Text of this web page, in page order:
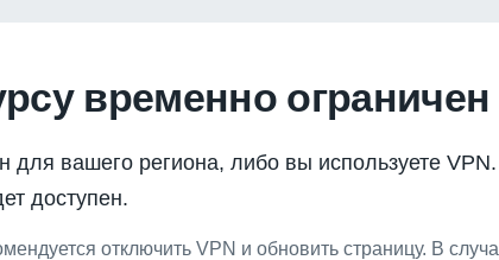
временно ограничен
для вашего региона, либо вы используете VPN.
доступен.
отключить VPN и обновить страницу. В